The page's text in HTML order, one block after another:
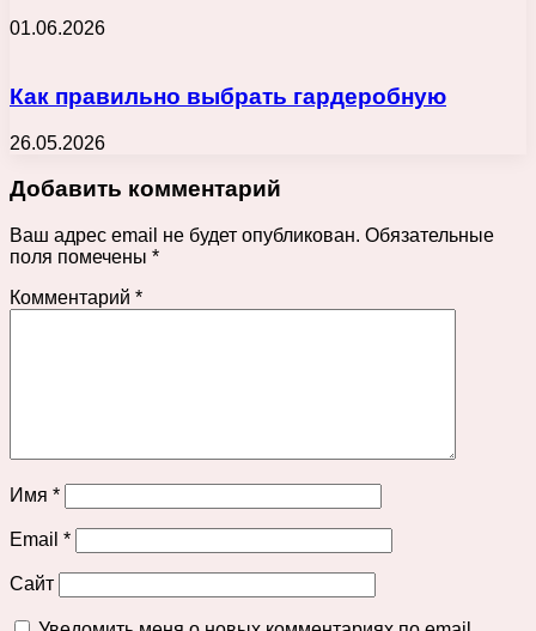
01.06.2026
Как правильно выбрать гардеробную
26.05.2026
Добавить комментарий
Ваш адрес email не будет опубликован. Обязательные
поля помечены *
Комментарий *
Имя *
Email *
Сайт